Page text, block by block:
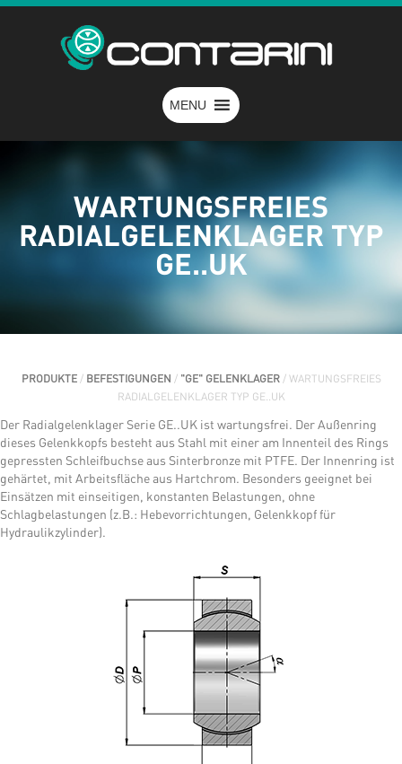
MENU
WARTUNGSFREIES
RADIALGELENKLAGER TYP
GE..UK
PRODUKTE/ BEFESTIGUNGEN / "GE" GELENKLAGER/ WARTUNGSFREIES
RADIALGELENKLAGER TYP GE..UK
Der Radialgelenklager Serie GE..UK ist wartungsfrei. Der Außenring
dieses Gelenkkopfs besteht aus Stahl mit einer am Innenteil des Rings
gepressten Schleifbuchse aus Sinterbronze mit PTFE. Der Innenring ist
gehärtet, mit Arbeitsfläche aus Hartchrom. Besonders geeignet bei
Einsätzen mit einseitigen, konstanten Belastungen, ohne
Schlagbelastungen (z.B.: Hebevorrichtungen, Gelenkkopf für
Hydraulikzylinder).